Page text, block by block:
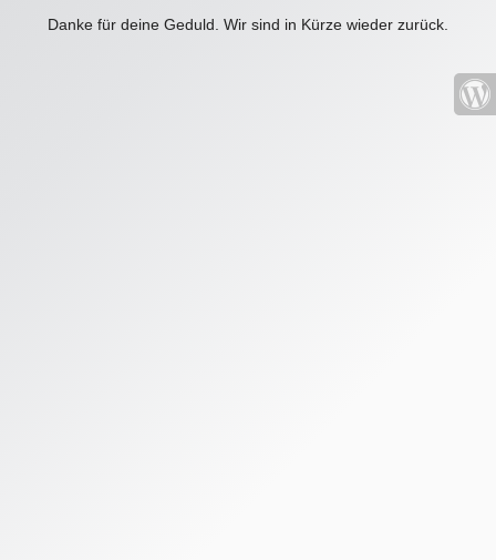
Danke für deine Geduld. Wir sind in Kürze wieder zurück.